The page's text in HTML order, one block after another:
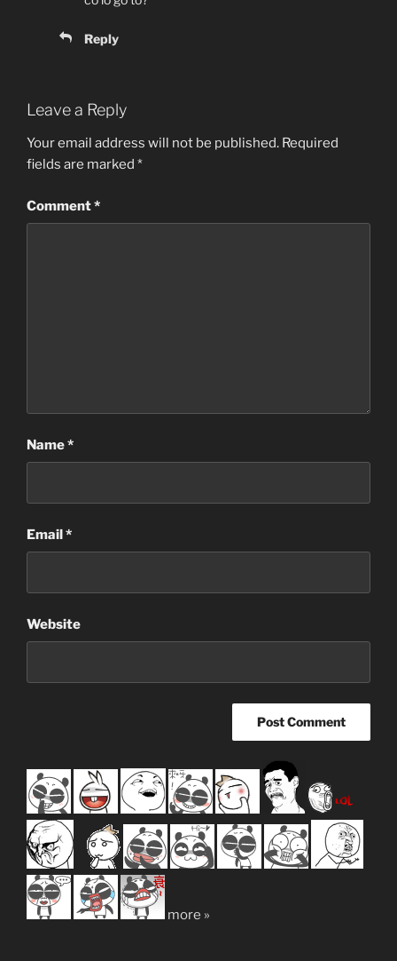
Reply
Leave a Reply
Your email address will not be published. Required
fields are marked *
Comment*
Name*
Email*
Website
more »